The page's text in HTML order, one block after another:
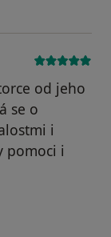
od jeho
se o
i
pomoci i